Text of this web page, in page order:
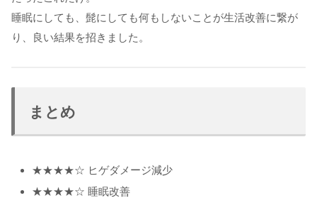
睡眠にしても、髭にしても何もしないことが生活改善に繋が
り、良い結果を招きました。
まとめ
★★★★☆ ヒゲダメージ減少
★★★★☆ 睡眠改善